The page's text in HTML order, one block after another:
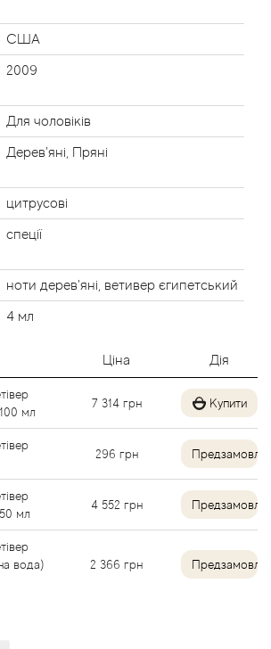
США
2009
Для чоловіків
Дерев'яні, Пряні
цитрусові
спеції
ноти дерев'яні, ветивер єгипетський
4 мл
Ціна Дія
мл
7 314 грн Купити
296 грн
мл
4 552 грн
вода)
2 366 грн